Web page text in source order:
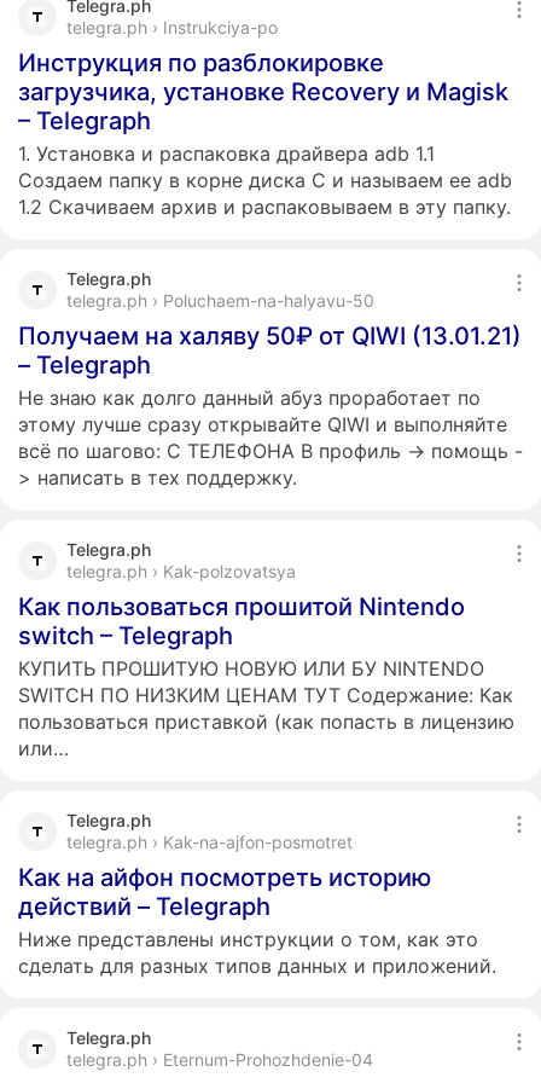
Telegra.ph
telegra.ph › Instrukciya-po
Инструкция по разблокировке
загрузчика, установке Recovery и Magisk
– Telegraph
1. Установка и распаковка драйвера adb 1.1
Создаем папку в корне диска C и называем ее adb
1.2 Скачиваем архив и распаковываем в эту папку.
Telegra.ph
telegra.ph › Poluchaem-na-halyavu-50
Получаем на халяву 50₽ от QIWI (13.01.21)
– Telegraph
Не знаю как долго данный абуз проработает по
этому лучше сразу открывайте QIWI и выполняйте
всё по шагово: С ТЕЛЕФОНА В профиль -> помощь -
> написать в тех поддержку.
Telegra.ph
telegra.ph › Kak-polzovatsya
Как пользоваться прошитой Nintendo
switch – Telegraph
КУПИТЬ ПРОШИТУЮ НОВУЮ ИЛИ БУ NINTENDO
SWITCH ПО НИЗКИМ ЦЕНАМ ТУТ Содержание: Как
пользоваться приставкой (как попасть в лицензию
или…
Telegra.ph
telegra.ph › Kak-na-ajfon-posmotret
Как на айфон посмотреть историю
действий – Telegraph
Ниже представлены инструкции о том, как это
сделать для разных типов данных и приложений.
Telegra.ph
telegra.ph › Eternum-Prohozhdenie-04